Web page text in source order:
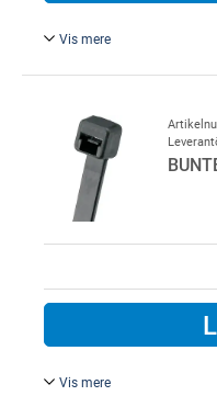
Vis mere
Vis mere